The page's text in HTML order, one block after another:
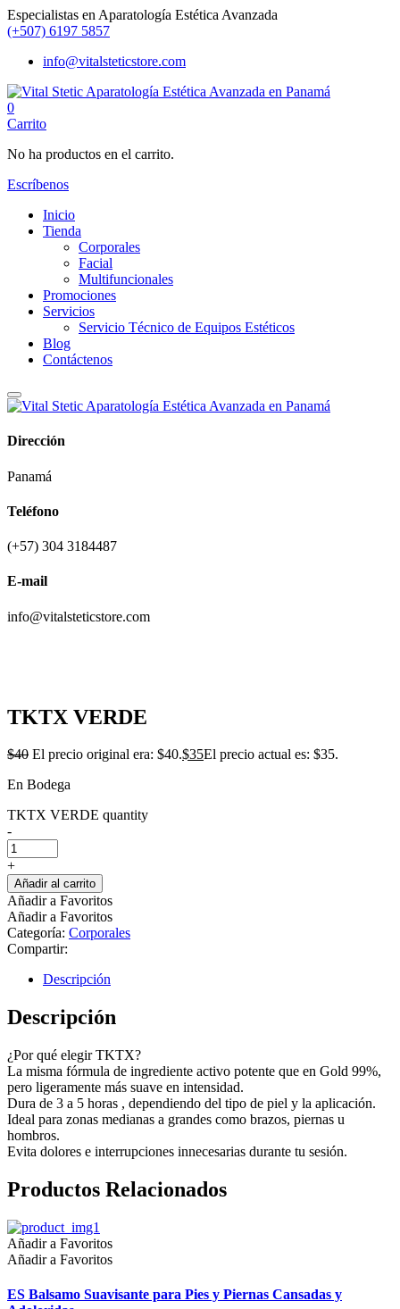
Especialistas en Aparatología Estética Avanzada
(+507) 6197 5857
info@vitalsteticstore.com
0
Carrito
No ha productos en el carrito.
Escríbenos
Inicio
Tienda
Corporales
Facial
Multifuncionales
Promociones
Servicios
Servicio Técnico de Equipos Estéticos
Blog
Contáctenos
Dirección
Panamá
Teléfono
(+57) 304 3184487
E-mail
info@vitalsteticstore.com
TKTX VERDE
$40 El precio original era: $40.$35El precio actual es: $35.
En Bodega
TKTX VERDE quantity
-
+
Añadir al carrito
Añadir a Favoritos
Añadir a Favoritos
Categoría: Corporales
Compartir:
Descripción
Descripción
¿Por qué elegir TKTX?
La misma fórmula de ingrediente activo potente que en Gold 99%,
pero ligeramente más suave en intensidad.
Dura de 3 a 5 horas , dependiendo del tipo de piel y la aplicación.
Ideal para zonas medianas a grandes como brazos, piernas u
hombros.
Evita dolores e interrupciones innecesarias durante tu sesión.
Productos Relacionados
Añadir a Favoritos
Añadir a Favoritos
ES Balsamo Suavisante para Pies y Piernas Cansadas y